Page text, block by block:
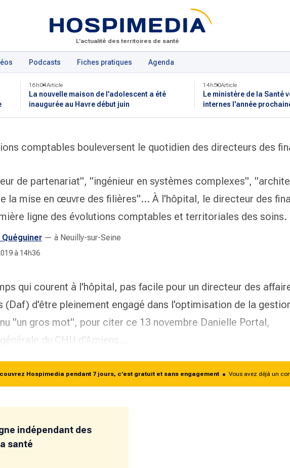
L'actualité des territoires de santé
Podcasts Fiches pratiques Agenda
16h04Article
La nouvelle maison de l'adolescent a été
inaugurée au Havre début juin
14h50Article
Le ministère de la Santé
internes l'année
comptables bouleversent le quotidien des directeurs des
de partenariat", "ingénieur en systèmes complexes",
la mise en œuvre des filières"... À l'hôpital, le directeur des
ligne des évolutions comptables et territoriales des soins.
Quéguiner — à Neuilly-sur-Seine
à 14h36
qui courent à l'hôpital, pas facile pour un directeur des
(Daf) d'être pleinement engagé dans l'optimisation de la
"un gros mot", pour citer ce 13 novembre Danielle Portal,
du CHU d'Amiens…
Hospimedia pendant 7 jours, c’est gratuit et sans engagement • Vous avez déjà un
indépendant des
santé